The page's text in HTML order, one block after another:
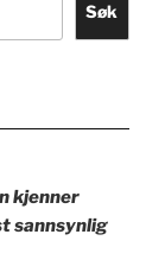
Søk
kjenner
sannsynlig